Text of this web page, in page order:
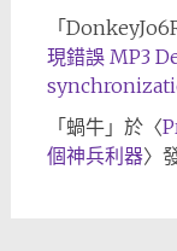
「
現錯誤 MP3
「蝸牛」於〈
個神兵利器〉